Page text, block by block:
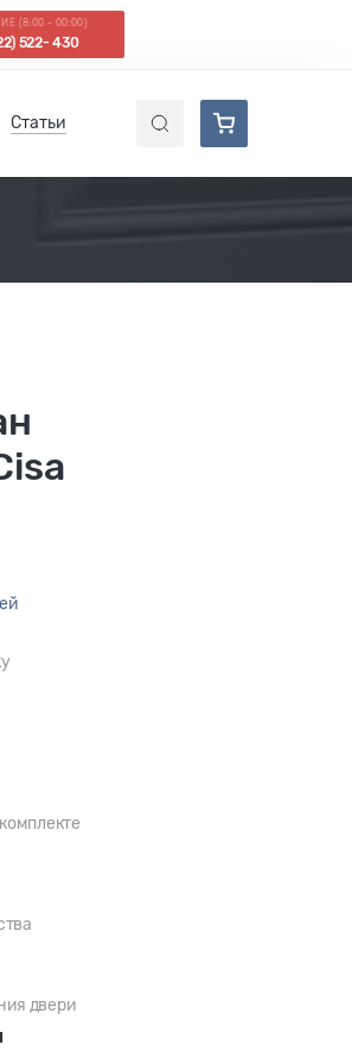
(8:00 - 00:00)
522- 430
Статьи
двери